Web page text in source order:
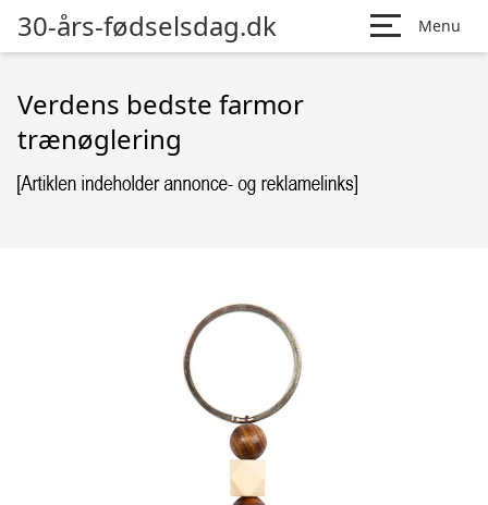
30-års-fødselsdag.dk Menu
Verdens bedste farmor
trænøglering